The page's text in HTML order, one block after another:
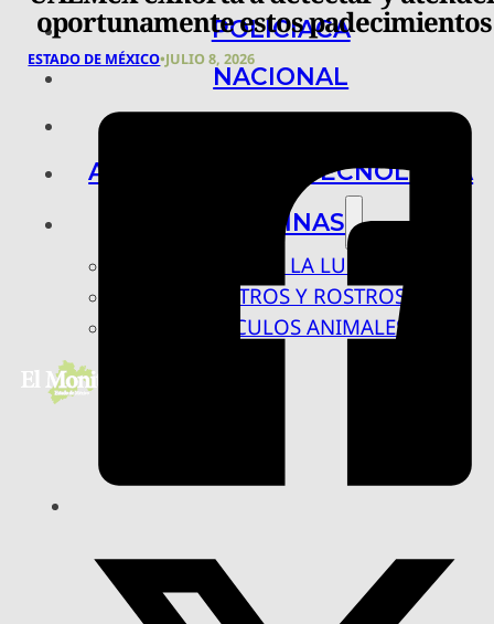
POLICIACA
NACIONAL
ARTE, CIENCIA Y TECNOLOGÍA
COLUMNAS
BAJO LA LUPA
RASTROS Y ROSTROS
VÍNCULOS ANIMALES
oportunamente estos padecimientos
ESTADO DE MÉXICO•JULIO 8, 2026